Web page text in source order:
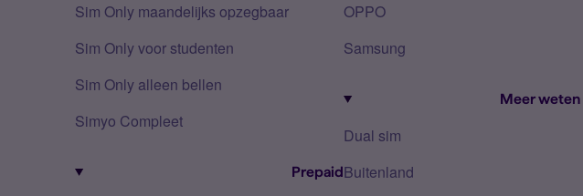
Sim Only maandelijks opzegbaar
Sim Only voor studenten
Sim Only alleen bellen
Simyo Compleet
Prepaid
OPPO
Samsung
Meer weten
Dual sim
Buitenland